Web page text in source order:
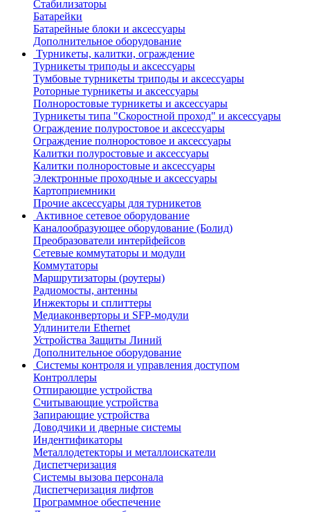
Стабилизаторы
Батарейки
Батарейные блоки и аксессуары
Дополнительное оборудование
Турникеты, калитки, ограждение
Турникеты триподы и аксессуары
Тумбовые турникеты триподы и аксессуары
Роторные турникеты и аксессуары
Полноростовые турникеты и аксессуары
Турникеты типа "Скоростной проход" и аксессуары
Ограждение полуростовое и аксессуары
Ограждение полноростовое и аксессуары
Калитки полуростовые и аксессуары
Калитки полноростовые и аксессуары
Электронные проходные и аксессуары
Картоприемники
Прочие аксессуары для турникетов
Активное сетевое оборудование
Каналообразующее оборудование (Болид)
Преобразователи интерйфейсов
Сетевые коммутаторы и модули
Коммутаторы
Маршрутизаторы (роутеры)
Радиомосты, антенны
Инжекторы и сплиттеры
Медиаконверторы и SFP-модули
Удлинители Ethernet
Устройства Защиты Линий
Дополнительное оборудование
Системы контроля и управления доступом
Контроллеры
Отпирающие устройства
Считывающие устройства
Запирающие устройства
Доводчики и дверные системы
Индентификаторы
Металлодетекторы и металлоискатели
Диспетчеризация
Системы вызова персонала
Диспетчеризация лифтов
Программное обеспечение